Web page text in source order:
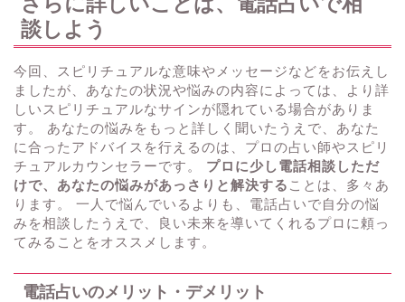
談しよう
今回、スピリチュアルな意味やメッセージなどをお伝えし
ましたが、あなたの状況や悩みの内容によっては、より詳
しいスピリチュアルなサインが隠れている場合がありま
す。 あなたの悩みをもっと詳しく聞いたうえで、あなた
に合ったアドバイスを行えるのは、プロの占い師やスピリ
チュアルカウンセラーです。 プロに少し電話相談しただ
けで、あなたの悩みがあっさりと解決する ことは、多々あ
ります。 一人で悩んでいるよりも、電話占いで自分の悩
みを相談したうえで、良い未来を導いてくれるプロに頼っ
てみることをオススメします。
電話占いのメリット・デメリット